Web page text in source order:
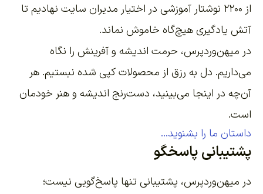
از ۲۲۰۰
نوشتار آموزشی در اختیار مدیران سایت نهادیم تا
آتش یادگیری هیچ‌گاه خاموش نماند.
در میهن‌وردپرس، حرمت اندیشه و آفرینش را نگاه
می‌داریم. دل به رزق از محصولات کپی شده نبستیم. هر
آن‌چه در اینجا می‌بینید، دست‌رنج اندیشه و هنر خودمان
است.
داستان ما را بشنوید...
پشتیبانی پاسخگو
در میهن‌وردپرس، پشتیبانی تنها پاسخ‌گویی نیست؛